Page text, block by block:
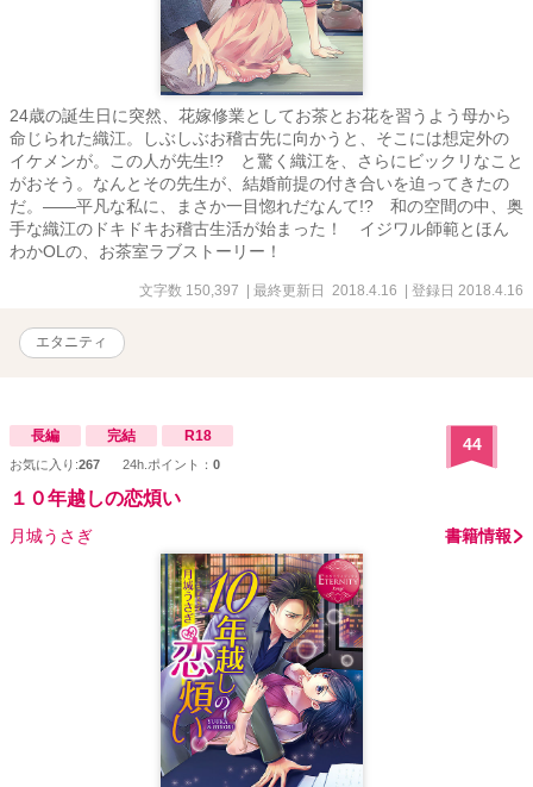
24歳の誕生日に突然、花嫁修業としてお茶とお花を習うよう母から
命じられた織江。しぶしぶお稽古先に向かうと、そこには想定外の
イケメンが。この人が先生!? と驚く織江を、さらにビックリなこと
がおそう。なんとその先生が、結婚前提の付き合いを迫ってきたの
だ。――平凡な私に、まさか一目惚れだなんて!? 和の空間の中、奥
手な織江のドキドキお稽古生活が始まった！ イジワル師範とほん
わかOLの、お茶室ラブストーリー！
文字数 150,397 | 最終更新日 2018.4.16 | 登録日 2018.4.16
エタニティ
長編 完結 R18
お気に入り:267 24h.ポイント： 0
44
１０年越しの恋煩い
月城うさぎ 書籍情報